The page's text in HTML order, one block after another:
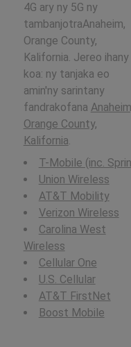
4G ary ny 5G ny
tambanjotraAnaheim,
Orange County,
Kalifornia. Jereo ihany
koa: ny tanjaka eo
amin'ny sarintany
fandrakofana
Orange County,
Kalifornia.
T-Mobile (inc.
Union Wireless
AT&T Mobility
Verizon Wireless
Carolina West
Wireless
Cellular One
U.S. Cellular
AT&T FirstNet
Boost Mobile